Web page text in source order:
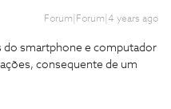
Forum|Forum|4 years ago
do smartphone e computador
consequente de um